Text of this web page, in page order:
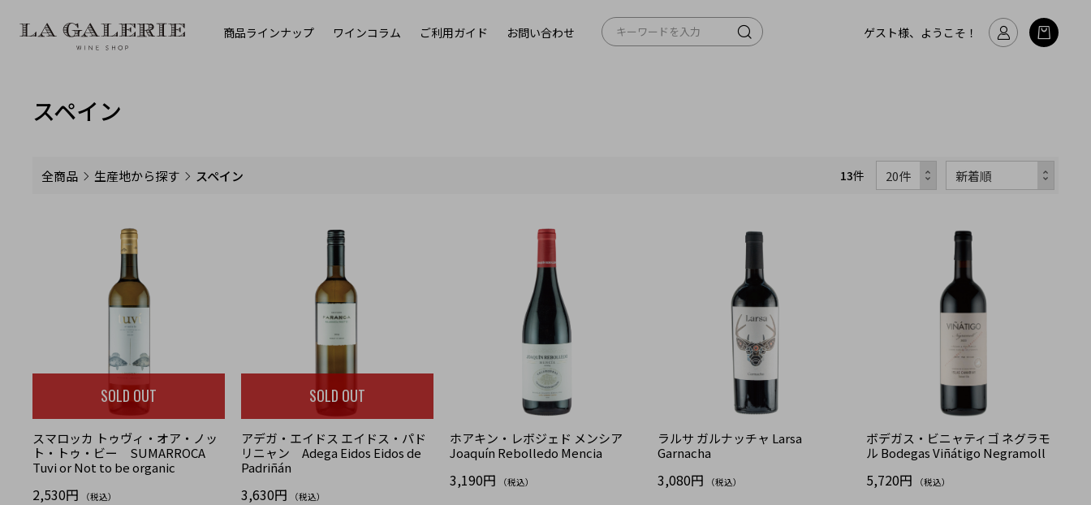
商品ラインナップ ワインコラム ご利用ガイド お問い合わせ ゲスト様、ようこそ！
スペイン
全商品 生産地から探す スペイン 13件
SOLD OUT
スマロッカ トゥヴィ・オア・ノッ
ト・トゥ・ビー SUMARROCA
Tuvi or Not to be organic
2,530円 （税込）
SOLD OUT
アデガ・エイドス エイドス・パド
リニャン Adega Eidos Eidos de
Padriñán
3,630円 （税込）
ホアキン・レボジェド メンシア
Joaquín Rebolledo Mencia
3,190円 （税込）
ラルサ ガルナッチャ Larsa
Garnacha
3,080円 （税込）
ボデガス・ビニャティゴ ネグラモ
ル Bodegas Viñátigo Negramoll
5,720円 （税込）